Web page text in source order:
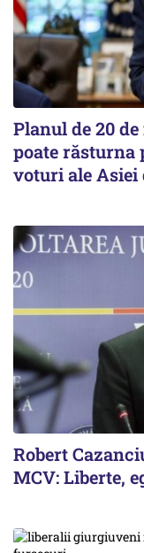
Planul de 20
poate răsturna
voturi ale
Robert
MCV: Liberte,